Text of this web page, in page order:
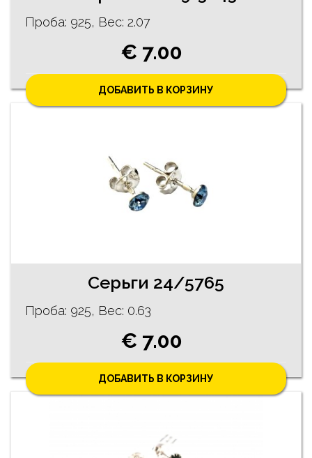
Проба: 925, Bес: 2.07
€ 7.00
ДОБАВИТЬ В КОРЗИНУ
Cерьги 24/5765
Проба: 925, Bес: 0.63
€ 7.00
ДОБАВИТЬ В КОРЗИНУ